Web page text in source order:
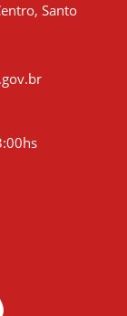
Santo